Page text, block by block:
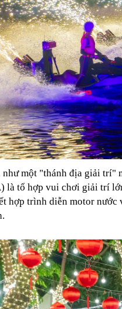
một "thánh địa giải trí"
là tổ hợp vui chơi giải trí
hợp trình diễn motor nước